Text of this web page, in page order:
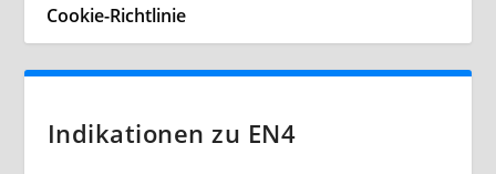
Indikationen zu EN4
Cookie-Richtlinie